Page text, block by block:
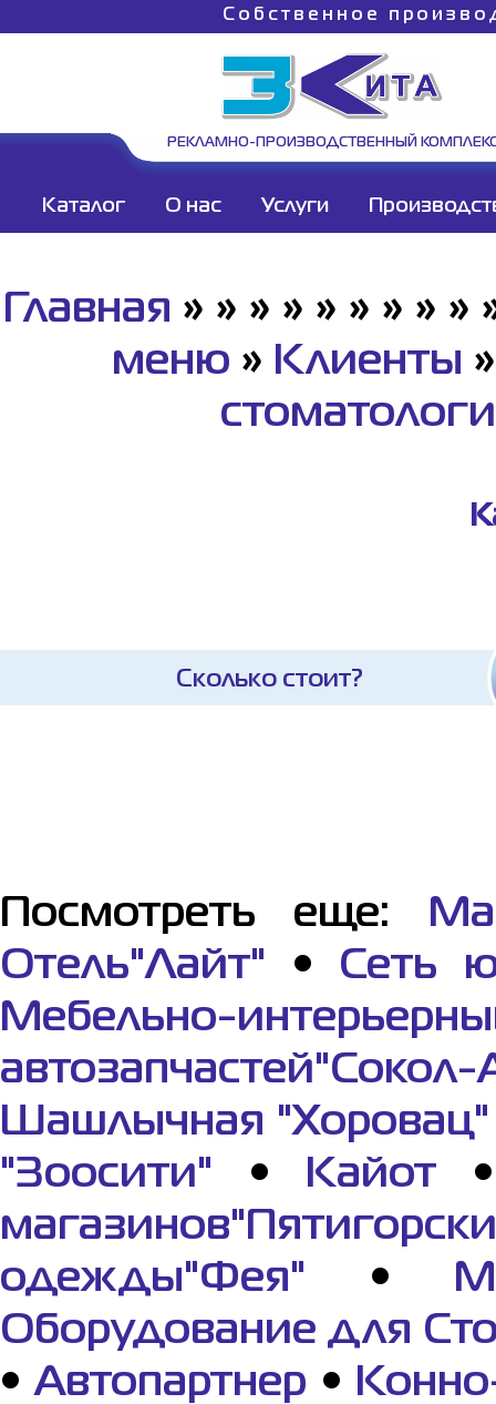
Собственное
РЕКЛАМНО-ПРОИЗВОДСТВЕННЫЙ
Каталог О нас Услуги
Главная » » » » » » » » »
меню » Клиенты
Сколько стоит?
Посмотреть еще:
Отель"Лайт" • Сеть
Мебельно-
Шашлычная "Хоровац"
"Зоосити" • Кайот
одежды"Фея" •
Оборудование для
•Автопартнер •